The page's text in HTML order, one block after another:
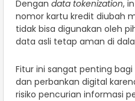
Dengan data tokenization,
nomor kartu kredit diubah
tidak bisa digunakan oleh
data asli tetap aman di
Fitur ini sangat penting
dan perbankan digital
risiko pencurian informasi